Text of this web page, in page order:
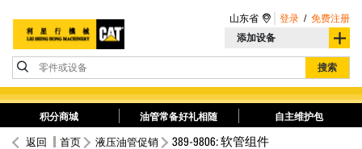
添加设备
零件或设备 搜索
山东省 登录 / 免费注册
积分商城 油管常备好礼相随 自主维护包
返回 首页 液压油管促销 389-9806: 软管组件